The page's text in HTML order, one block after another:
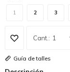
1 2 3
1
Guía de talles